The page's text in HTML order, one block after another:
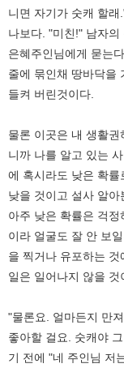
니면 자기가 숫캐 할
나보다. "미친!" 남자
은혜주인님에게 묻는
줄에 묶인채 땅바닥을
들켜 버린것이다.
물론 이곳은 내 생활
니까 나를 알고 있는
에 혹시라도 낮은 확률
낮을 것이고 설사 알
아주 낮은 확률은 걱
이라 얼굴도 잘 안 보
을 찍거나 유포하는
일은 일어나지 않을 것
"물론요. 얼마든지 만
좋아할 걸요. 숫캐야
기 전에 "네 주인님 저